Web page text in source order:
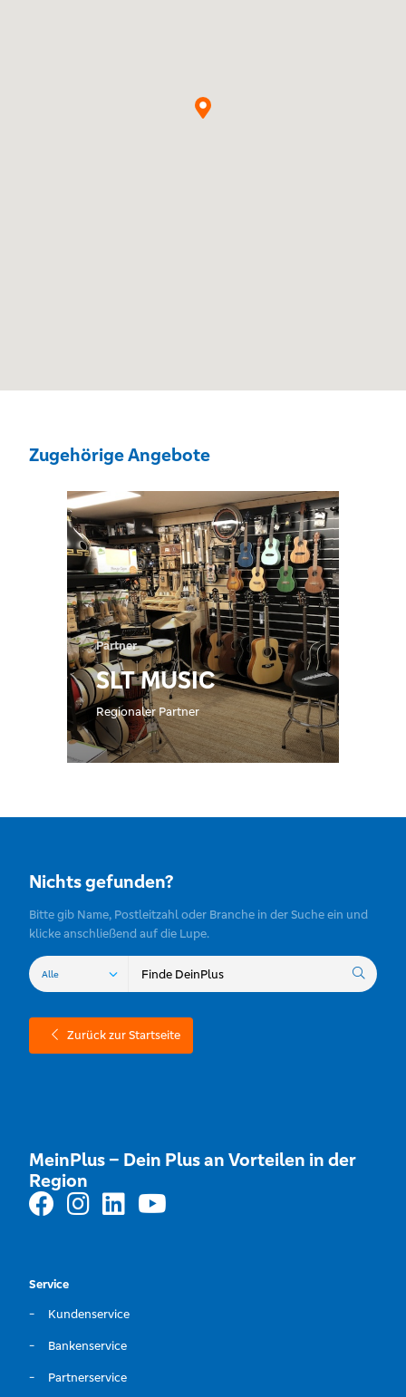
Zugehörige Angebote
Partner
SLT MUSIC
Regionaler Partner
Nichts gefunden?
Bitte gib Name, Postleitzahl oder Branche in der Suche ein und
klicke anschließend auf die Lupe.
Zurück zur Startseite
MeinPlus – Dein Plus an Vorteilen in der
Region
Service
Kundenservice
Bankenservice
Partnerservice